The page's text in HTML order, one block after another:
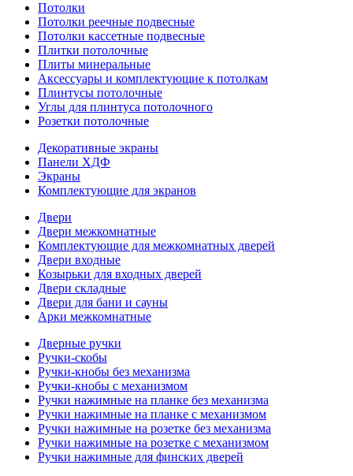
Потолки
Потолки реечные подвесные
Потолки кассетные подвесные
Плитки потолочные
Плиты минеральные
Аксессуары и комплектующие к потолкам
Плинтусы потолочные
Углы для плинтуса потолочного
Розетки потолочные
Декоративные экраны
Панели ХДФ
Экраны
Комплектующие для экранов
Двери
Двери межкомнатные
Комплектующие для межкомнатных дверей
Двери входные
Козырьки для входных дверей
Двери складные
Двери для бани и сауны
Арки межкомнатные
Дверные ручки
Ручки-скобы
Ручки-кнобы без механизма
Ручки-кнобы с механизмом
Ручки нажимные на планке без механизма
Ручки нажимные на планке с механизмом
Ручки нажимные на розетке без механизма
Ручки нажимные на розетке с механизмом
Ручки нажимные для финских дверей